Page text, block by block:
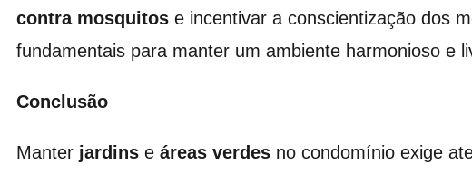
contra mosquitos e incentivar a conscientização dos
fundamentais para manter um ambiente harmonioso e
Conclusão
Manter jardins e áreas verdes no condomínio exige